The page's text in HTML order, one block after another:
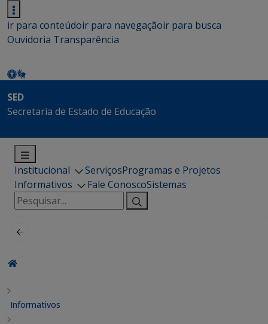
ir para conteúdoir para navegaçãoir para busca
Ouvidoria Transparência
SED
Secretaria de Estado de Educação
Institucional ServiçosProgramas e Projetos
Informativos
Fale ConoscoSistemas
Pesquisar
por:
Informativos